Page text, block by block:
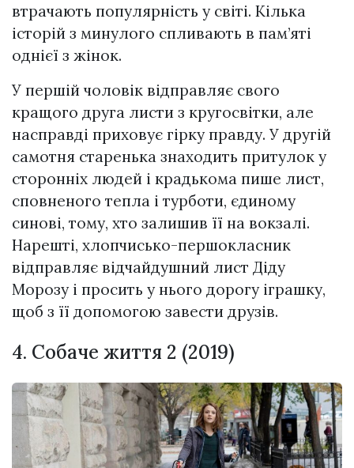
втрачають популярність у світі. Кілька
історій з минулого спливають в пам’яті
однієї з жінок.
У першій чоловік відправляє свого
кращого друга листи з кругосвітки, але
насправді приховує гірку правду. У другій
самотня старенька знаходить притулок у
сторонніх людей і крадькома пише лист,
сповненого тепла і турботи, єдиному
синові, тому, хто залишив її на вокзалі.
Нарешті, хлопчисько-першокласник
відправляє відчайдушний лист Діду
Морозу і просить у нього дорогу іграшку,
щоб з її допомогою завести друзів.
4. Собаче життя 2 (2019)